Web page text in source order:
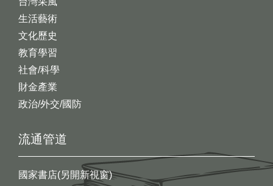
生活藝術
文化歷史
教育學習
社會/科學
財金產業
政治/外交/國防
流通管道
國家書店(另開新視窗)